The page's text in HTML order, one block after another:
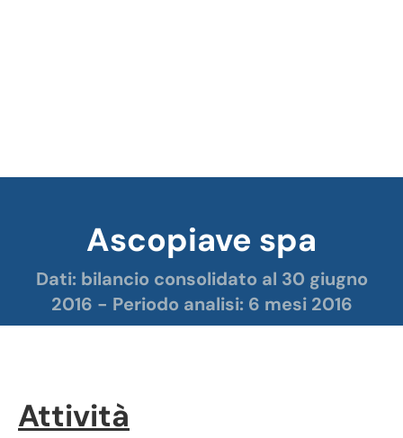
Ascopiave spa
Dati: bilancio consolidato al 30 giugno
2016 - Periodo analisi: 6 mesi 2016
Tu sei qui:
Attività